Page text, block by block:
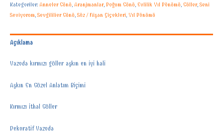
Kategoriler: Anneler Günü, Aranjmanlar, Doğum Günü, Evlilik Yıl Dönümü, Güller, Seni
Seviyorum, Sevgililier Günü, Söz / Nişan Çiçekleri, Yıl Dönümü
Açıklama
Vazoda kırmızı güller aşkın en iyi hali
Aşkın En Güzel Anlatım Biçimi
Kırmızı İthal Güller
Dekoratif Vazoda